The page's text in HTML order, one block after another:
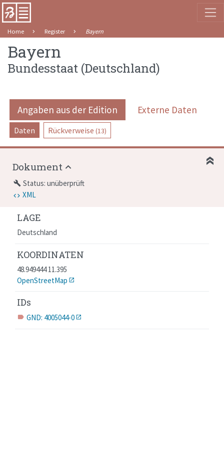
Home Register Bayern
Bayern
Bundesstaat (Deutschland)
Angaben aus der Edition Externe Daten
Daten Rückverweise (13)
LAGE
Deutschland
KOORDINATEN
48.949444 11.395
OpenStreetMap
IDs
label GND: 4005044-0
Dokument
build Status: unüberprüft
XML